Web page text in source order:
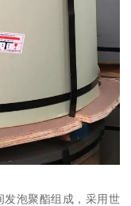
发泡聚酯组成，采用世